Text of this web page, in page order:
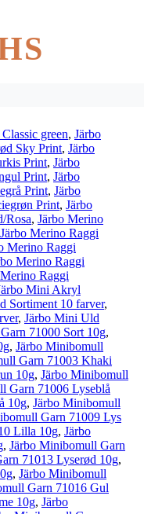
green, Järbo
Sky Print, Järbo
Print, Järbo
Print, Järbo
Print, Järbo
Print, Järbo
Rosa, Järbo Merino
Järbo Merino Raggi
Merino Raggi
Merino Raggi
Raggi
Mini Akryl
Sortiment 10 farver,
, Järbo Mini Uld
71000 Sort 10g,
, Järbo Minibomull
Garn 71003 Khaki
10g, Järbo Minibomull
Garn 71006 Lyseblå
10g, Järbo Minibomull
Garn 71009 Lys
Lilla 10g, Järbo
, Järbo Minibomull Garn
71013 Lyserød 10g,
, Järbo Minibomull
Garn 71016 Gul
10g, Järbo